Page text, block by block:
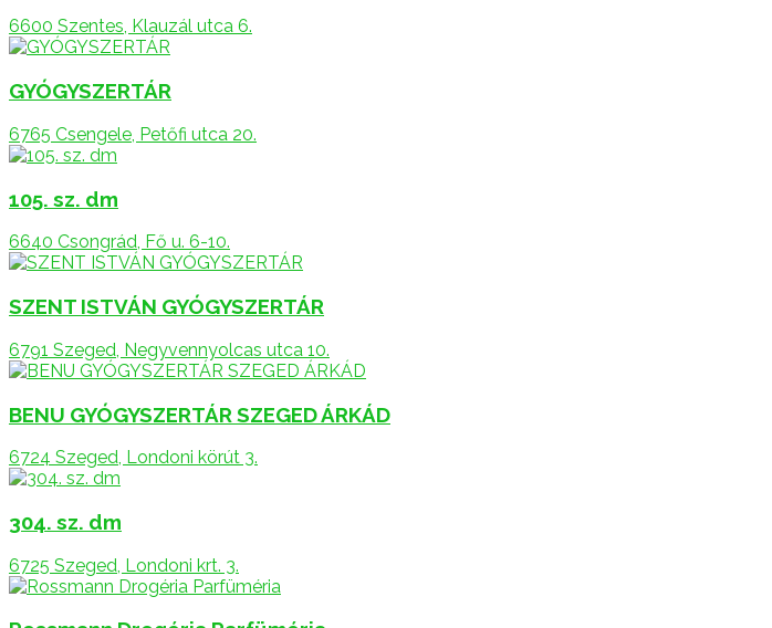
6600 Szentes, Klauzál utca 6.
GYÓGYSZERTÁR
6765 Csengele, Petőfi utca 20.
105. sz. dm
6640 Csongrád, Fő u. 6-10.
SZENT ISTVÁN GYÓGYSZERTÁR
6791 Szeged, Negyvennyolcas utca 10.
BENU GYÓGYSZERTÁR SZEGED ÁRKÁD
6724 Szeged, Londoni körút 3.
304. sz. dm
6725 Szeged, Londoni krt. 3.